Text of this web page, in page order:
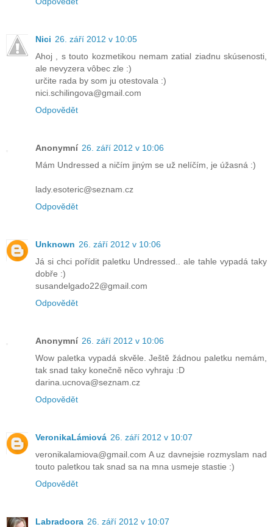
Nici 26. září 2012 v 10:05
Ahoj , s touto kozmetikou nemam zatial ziadnu skúsenosti,
ale nevyzera vôbec zle :)
určite rada by som ju otestovala :)
nici.schilingova@gmail.com
Odpovědět
Anonymní 26. září 2012 v 10:06
Mám Undressed a ničím jiným se už nelíčím, je úžasná :)
lady.esoteric@seznam.cz
Odpovědět
Unknown 26. září 2012 v 10:06
Já si chci pořídit paletku Undressed.. ale tahle vypadá taky
dobře :)
susandelgado22@gmail.com
Odpovědět
Anonymní 26. září 2012 v 10:06
Wow paletka vypadá skvěle. Ještě žádnou paletku nemám,
tak snad taky konečně něco vyhraju :D
darina.ucnova@seznam.cz
Odpovědět
VeronikaLámiová 26. září 2012 v 10:07
veronikalamiova@gmail.com A uz davnejsie rozmyslam nad
touto paletkou tak snad sa na mna usmeje stastie :)
Odpovědět
Labradoora 26. září 2012 v 10:07